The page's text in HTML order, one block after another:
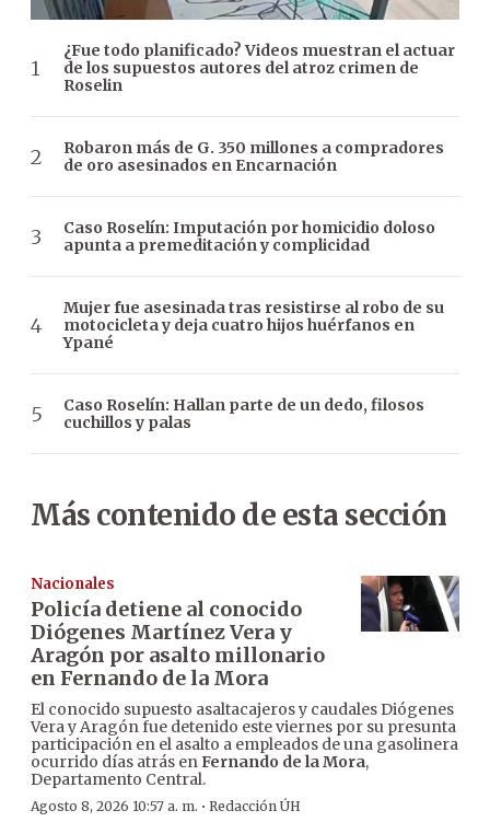
¿Fue todo planificado? Videos muestran el actuar
de los supuestos autores del atroz crimen de
Roselin
Robaron más de G. 350 millones a compradores
de oro asesinados en Encarnación
Caso Roselín: Imputación por homicidio doloso
apunta a premeditación y complicidad
Mujer fue asesinada tras resistirse al robo de su
motocicleta y deja cuatro hijos huérfanos en
Ypané
Caso Roselín: Hallan parte de un dedo, filosos
cuchillos y palas
Más contenido de esta sección
Nacionales
Policía detiene al conocido
Diógenes Martínez Vera y
Aragón por asalto millonario
en Fernando de la Mora
El conocido supuesto asaltacajeros y caudales Diógenes
Vera y Aragón fue detenido este viernes por su presunta
participación en el asalto a empleados de una gasolinera
ocurrido días atrás enFernando de la Mora,
Departamento Central.
Agosto 8, 2026 10:57 a. m. · Redacción ÚH